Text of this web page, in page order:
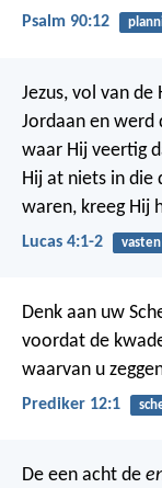
Psalm 90:12
Jezus, vol van de
Jordaan en werd
waar Hij veertig
Hij at niets in die
waren, kreeg Hij
Lucas 4:1-2 vasten
Denk aan uw
voordat de
waarvan u
Prediker 12:1
De een acht de